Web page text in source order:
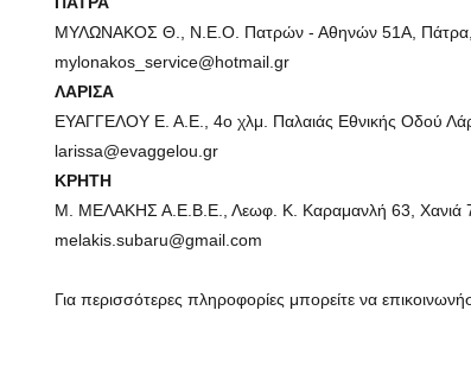
ΜΥΛΩΝΑΚΟΣ Θ., Ν.Ε.Ο. Πατρών - Αθηνών 51Α, Πάτρα,
mylonakos_service@hotmail.gr
ΛΑΡΙΣΑ
ΕΥΑΓΓΕΛΟΥ Ε. Α.Ε., 4ο χλμ. Παλαιάς Εθνικής Οδού
larissa@evaggelou.gr
KPHTH
Μ. ΜΕΛΑΚΗΣ Α.Ε.Β.Ε., Λεωφ. Κ. Καραμανλή 63, Χανιά
melakis.subaru@gmail.com
Για περισσότερες πληροφορίες μπορείτε να